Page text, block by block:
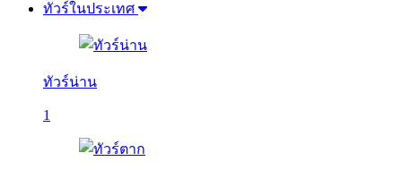
ทัวร์ในประเทศ
ทัวร์น่าน
1